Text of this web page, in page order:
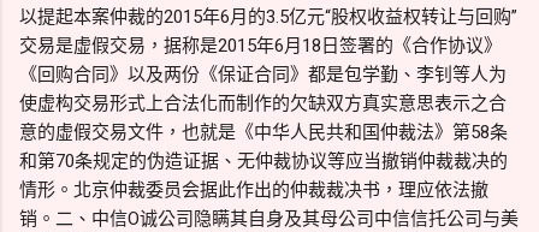
以提起本案仲裁的2015年6月的3.5亿元“股权收益权转让与回购”
交易是虚假交易，据称是2015年6月18日签署的《合作协议》
《回购合同》以及两份《保证合同》都是包学勤、李钊等人为
使虚构交易形式上合法化而制作的欠缺双方真实意思表示之合
意的虚假交易文件，也就是《中华人民共和国仲裁法》第58条
和第70条规定的伪造证据、无仲裁协议等应当撤销仲裁裁决的
情形。北京仲裁委员会据此作出的仲裁裁决书，理应依法撤
销。二、中信O诚公司隐瞒其自身及其母公司中信信托公司与美